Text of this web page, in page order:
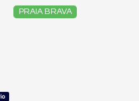
PRAIA BRAVA